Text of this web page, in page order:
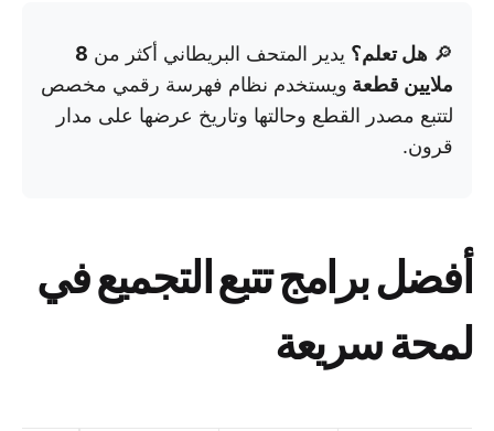
🔎 هل تعلم؟ يدير المتحف البريطاني أكثر من 8
ملايين قطعة ويستخدم نظام فهرسة رقمي مخصص
لتتبع مصدر القطع وحالتها وتاريخ عرضها على مدار
قرون.
أفضل برامج تتبع التجميع في
لمحة سريعة